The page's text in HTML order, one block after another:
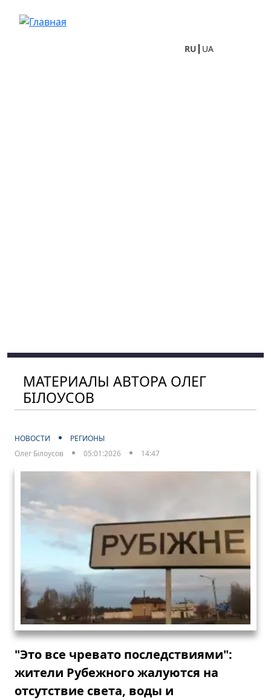
RU UA
МАТЕРИАЛЫ АВТОРА ОЛЕГ
БІЛОУСОВ
НОВОСТИ
РЕГИОНЫ
Олег Білоусов
05:01:2026 14:47
"Это все чревато последствиями":
жители Рубежного жалуются на
отсутствие света, воды и